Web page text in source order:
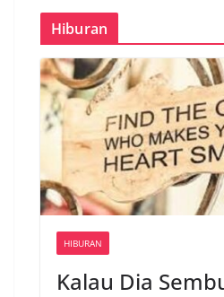
Hiburan
HIBURAN
Kalau Dia